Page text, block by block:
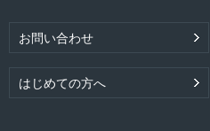
お問い合わせ
はじめての方へ